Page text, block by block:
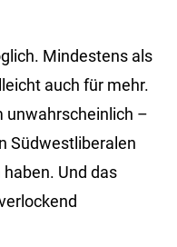
Mindestens als
auch für mehr.
unwahrscheinlich –
Südwestliberalen
Und das